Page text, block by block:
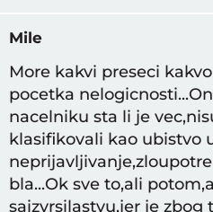
Mile
More kakvi preseci
pocetka
nacelniku sta li je
klasifikovali kao ubistvo
bla...Ok sve to,ali
saizvrsilastvu,jer je zbog